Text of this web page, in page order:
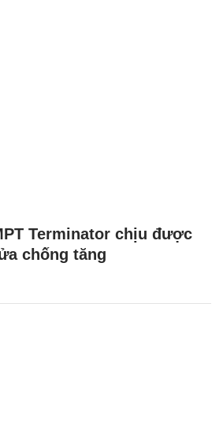
Terminator chịu được
chống tăng